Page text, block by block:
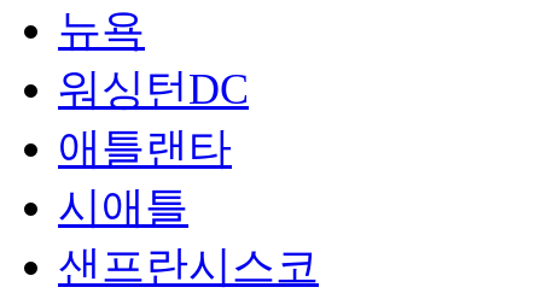
뉴욕
워싱턴DC
애틀랜타
시애틀
샌프란시스코